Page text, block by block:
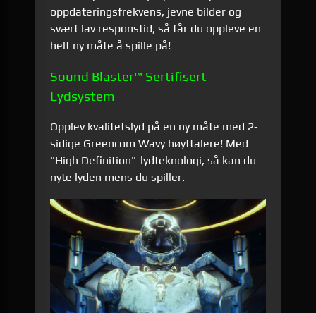
oppdateringsfrekvens, jevne bilder og
svært lav responstid, så får du oppleve en
helt ny måte å spille på!
Sound Blaster™ Sertifisert
Lydsystem
Opplev kvalitetslyd på en ny måte med 2-
sidige Greencom Wavy høyttalere! Med
"High Definition"-lydteknologi, så kan du
nyte lyden mens du spiller.